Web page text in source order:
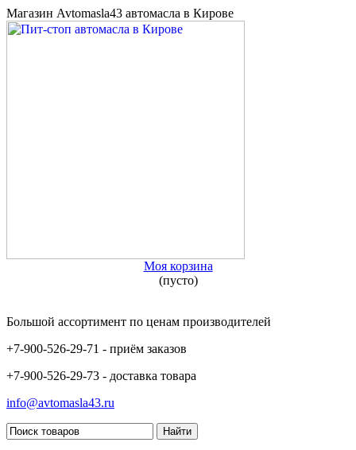
Магазин Avtomasla43 автомасла в Кирове
Моя корзина
(пусто)
Большой ассортимент по ценам производителей
+7-900-526-29-71 - приём заказов
+7-900-526-29-73 - доставка товара
info@avtomasla43.ru